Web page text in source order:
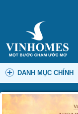
DANH MỤC CHÍNH